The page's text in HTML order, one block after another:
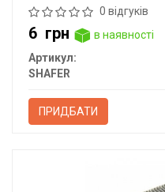
0 відгуків
6 грн
в наявності
Артикул:
SHAFER
ПРИДБАТИ